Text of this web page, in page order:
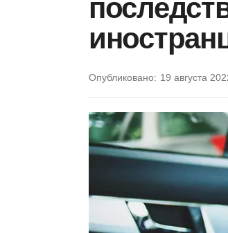
Опубликовано: 19 августа